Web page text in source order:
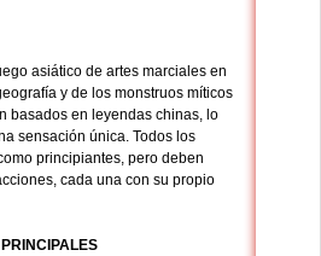
asiático de artes marciales en
y de los monstruos míticos
basados en leyendas chinas, lo
sensación única. Todos los
principiantes, pero deben
cada una con su propio